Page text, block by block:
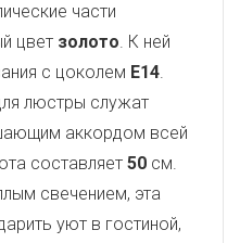
части
цвет золото. К ней
с цоколем E14.
люстры служат
аккордом всей
составляет 50 см.
свечением, эта
уют в гостиной,